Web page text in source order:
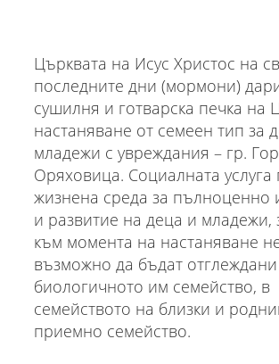
Църквата на Исус Христос на
последните дни (мормони)
сушилня и готварска печка на
настаняване от семеен тип за
младежи с увреждания – гр.
Оряховица. Социалната услуга
жизнена среда за пълноценно
и развитие на деца и младежи,
към момента на настаняване
възможно да бъдат
биологичното им семейство, в
семейството на близки и
приемно семейство.